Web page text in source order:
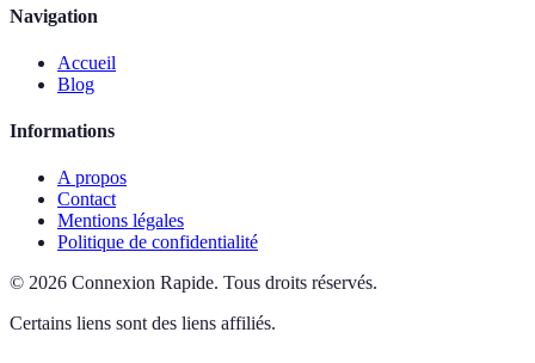
Navigation
Accueil
Blog
Informations
A propos
Contact
Mentions légales
Politique de confidentialité
© 2026 Connexion Rapide. Tous droits réservés.
Certains liens sont des liens affiliés.